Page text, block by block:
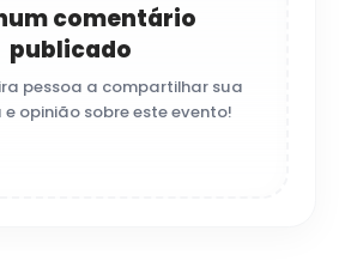
comentário
publicado
pessoa a compartilhar sua
e opinião sobre este evento!